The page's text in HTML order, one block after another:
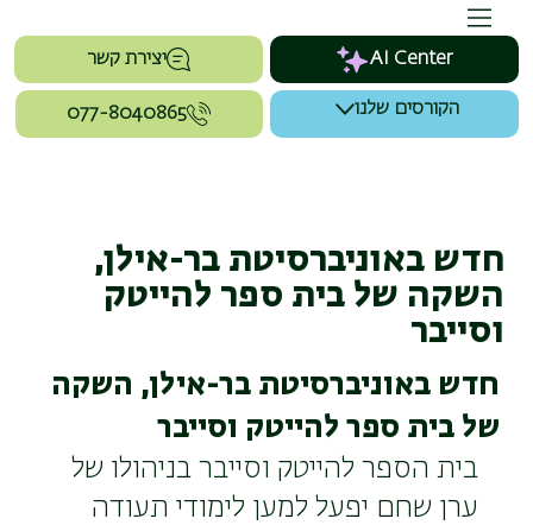
077-8040865
יצירת קשר AI Center
הקורסים שלנו
חדש באוניברסיטת בר-אילן,
השקה של בית ספר להייטק
וסייבר
חדש באוניברסיטת בר-אילן, השקה
של בית ספר להייטק וסייבר
בית הספר להייטק וסייבר בניהולו של
ערן שחם יפעל למען לימודי תעודה